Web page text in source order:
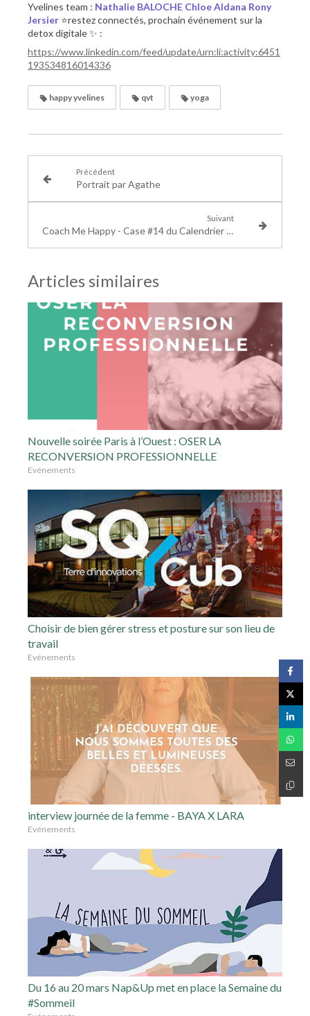
Yvelines team : Nathalie BALOCHE Chloe Aldana Rony
Jersier ⭐️restez connectés, prochain événement sur la
detox digitale ✨ :
https://www.linkedin.com/feed/update/urn:li:activity:6451
193534816014336
happy yvelines qvt yoga
Précédent
Portrait par Agathe
Suivant
Coach Me Happy - Case #14 du Calendrier Bien-être au travail - STOP au mal de dos ! 3 exercices de yoga à réaliser au bureau, dans les transports.
Articles similaires
Nouvelle soirée Paris à l’Ouest : OSER LA
RECONVERSION PROFESSIONNELLE
Evénements
Choisir de bien gérer stress et posture sur son lieu de
travail
Evénements
interview journée de la femme - BAYA X LARA
Evénements
Du 16 au 20 mars Nap&Up met en place la Semaine du
#Sommeil